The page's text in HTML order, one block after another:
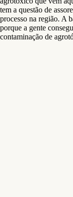
tem a questão de
processo na região. A
porque a gente
contaminação de